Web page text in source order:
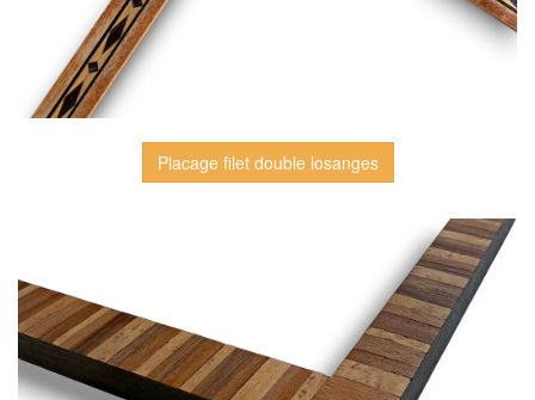
Placage filet double losanges